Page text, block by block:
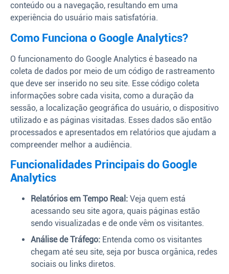
conteúdo ou a navegação, resultando em uma
experiência do usuário mais satisfatória.
Como Funciona o Google Analytics?
O funcionamento do Google Analytics é baseado na
coleta de dados por meio de um código de rastreamento
que deve ser inserido no seu site. Esse código coleta
informações sobre cada visita, como a duração da
sessão, a localização geográfica do usuário, o dispositivo
utilizado e as páginas visitadas. Esses dados são então
processados e apresentados em relatórios que ajudam a
compreender melhor a audiência.
Funcionalidades Principais do Google
Analytics
Relatórios em Tempo Real: Veja quem está
acessando seu site agora, quais páginas estão
sendo visualizadas e de onde vêm os visitantes.
Análise de Tráfego: Entenda como os visitantes
chegam até seu site, seja por busca orgânica, redes
sociais ou links diretos.